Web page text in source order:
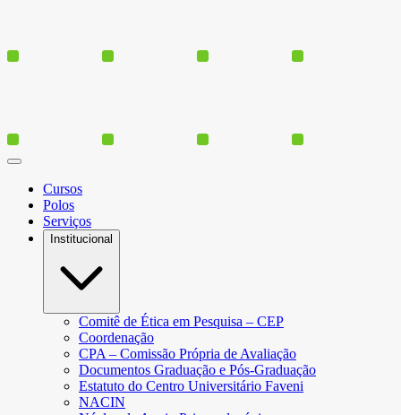
Cursos
Polos
Serviços
Institucional
Comitê de Ética em Pesquisa – CEP
Coordenação
CPA – Comissão Própria de Avaliação
Documentos Graduação e Pós-Graduação
Estatuto do Centro Universitário Faveni
NACIN